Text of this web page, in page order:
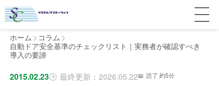
サービス紹介
ホーム
コラム
自動ドア安全基準のチェックリスト｜実務者が確認すべき
導入の要諦
2015.02.23 最終更新：2026.05.22 読了 約5分